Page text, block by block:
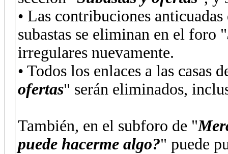
• Las contribuciones
subastas se eliminan en el foro "
irregulares nuevamente.
• Todos los enlaces a las casas
ofertas" serán eliminados,
También, en el subforo de "
puede hacerme algo?" puede